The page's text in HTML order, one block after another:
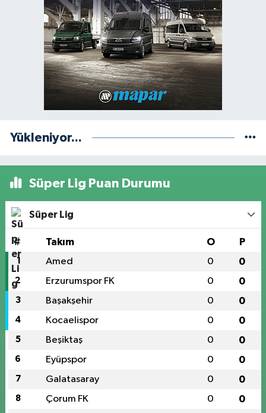
Yükleniyor...
Süper Lig Puan Durumu
Süper Lig
# Takım O P
1 Amed 0 0
2 Erzurumspor FK 0 0
3 Başakşehir 0 0
4 Kocaelispor 0 0
5 Beşiktaş 0 0
6 Eyüpspor 0 0
7 Galatasaray 0 0
8 Çorum FK 0 0